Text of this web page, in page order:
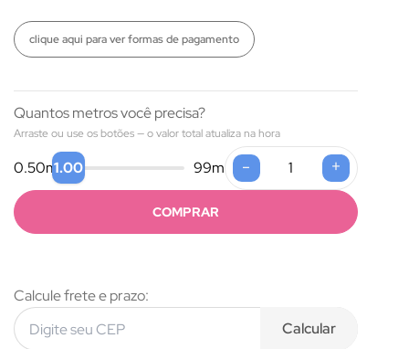
clique aqui para ver formas de pagamento
Quantos metros você precisa?
Arraste ou use os botões — o valor total atualiza na hora
0.50m1.00 99m - +
COMPRAR
Calcule frete e prazo:
Calcular